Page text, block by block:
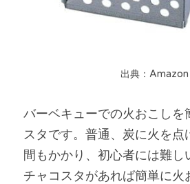
出典：Amazon
バーベキューでの火おこしを
スタです。普通、炭に火を点
間もかかり、初心者には難し
チャコスタがあれば簡単に火